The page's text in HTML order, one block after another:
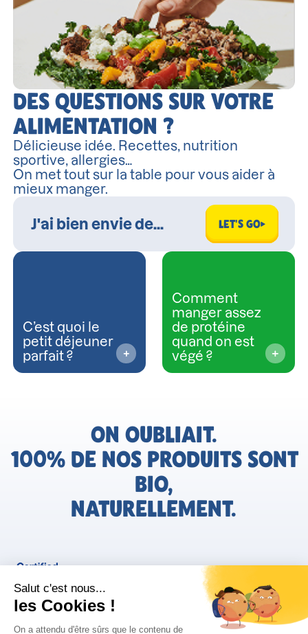
DES QUESTIONS SUR VOTRE
ALIMENTATION ?
Délicieuse idée. Recettes, nutrition
sportive, allergies…
On met tout sur la table pour vous aider à
mieux manger.
LET'S GO
C’est quoi le
petit déjeuner
parfait ?
Comment
manger assez
de protéine
quand on est
végé ?
ON OUBLIAIT.
100% DE NOS PRODUITS SONT
BIO,
NATURELLEMENT.
FR
Bjorg pour les pros